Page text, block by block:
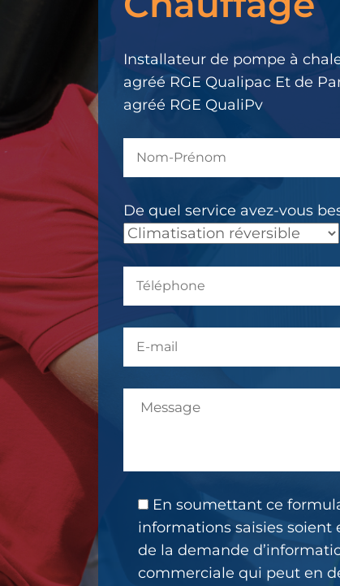
message.
a
été
envoyé.
Installateur de pompe à
agréé RGE Qualipac Et de
agréé RGE QualiPv
De quel service avez-vous
En soumettant ce
informations saisies soient
de la demande
commerciale qui peut en